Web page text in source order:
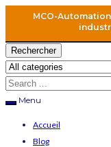
MCO-
Rechercher
Menu
Accueil
Blog